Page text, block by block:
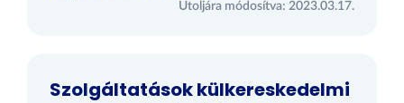
Utoljára módosítva: 2023.03.17.
Szolgáltatások külkereskedelmi